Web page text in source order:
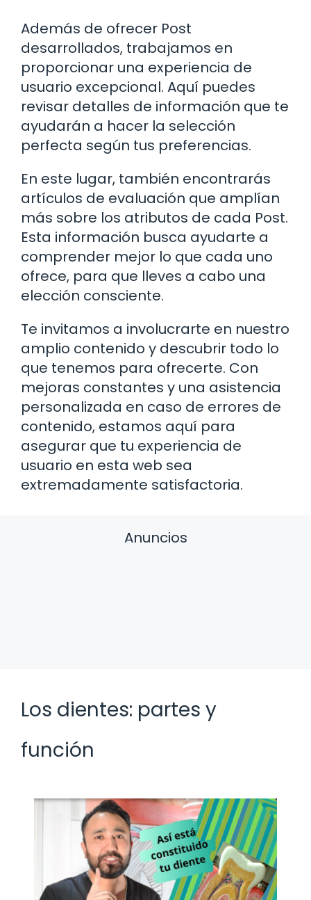
Además de ofrecer Post
desarrollados, trabajamos en
proporcionar una experiencia de
usuario excepcional. Aquí puedes
revisar detalles de información que te
ayudarán a hacer la selección
perfecta según tus preferencias.
En este lugar, también encontrarás
artículos de evaluación que amplían
más sobre los atributos de cada Post.
Esta información busca ayudarte a
comprender mejor lo que cada uno
ofrece, para que lleves a cabo una
elección consciente.
Te invitamos a involucrarte en nuestro
amplio contenido y descubrir todo lo
que tenemos para ofrecerte. Con
mejoras constantes y una asistencia
personalizada en caso de errores de
contenido, estamos aquí para
asegurar que tu experiencia de
usuario en esta web sea
extremadamente satisfactoria.
Anuncios
Los dientes: partes y
función